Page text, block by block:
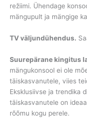
režiimi. Ühendage
mängupult ja mängige
TV väljundühendus.
Suurepärane kingitus
mängukonsool ei ole
täiskasvanutele, viies
Eksklusiivse ja trendika
täiskasvanutele on
rõõmu kogu perele.